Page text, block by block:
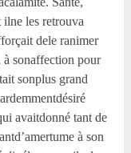
les retrouva
dele ranimer
à sonaffection pour
sonplus grand
avaitdonné tant de
à son